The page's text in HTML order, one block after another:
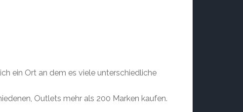
ein Ort an dem es viele unterschiedliche
Outlets mehr als 200 Marken kaufen.